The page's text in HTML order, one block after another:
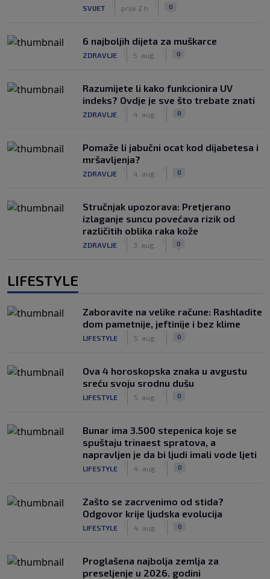
SVIJET prije 2 h 0
6 najboljih dijeta za muškarce
ZDRAVLJE 5. aug. 0
Razumijete li kako funkcionira UV
indeks? Ovdje je sve što trebate znati
ZDRAVLJE 4. aug. 0
Pomaže li jabučni ocat kod dijabetesa i
mršavljenja?
ZDRAVLJE 4. aug. 0
Stručnjak upozorava: Pretjerano
izlaganje suncu povećava rizik od
različitih oblika raka kože
ZDRAVLJE 3. aug. 0
LIFESTYLE
Zaboravite na velike račune: Rashladite
dom pametnije, jeftinije i bez klime
LIFESTYLE 5. aug. 0
Ova 4 horoskopska znaka u avgustu
sreću svoju srodnu dušu
LIFESTYLE 5. aug. 0
Bunar imа 3.500 stepenica koje se
spuštaju trinaest spratova, a
napravljen je da bi ljudi imali vode ljeti
LIFESTYLE 4. aug. 0
Zašto se zacrvenimo od stida?
Odgovor krije ljudska evolucija
LIFESTYLE 4. aug. 0
Proglašena najbolja zemlja za
preseljenje u 2026. godini